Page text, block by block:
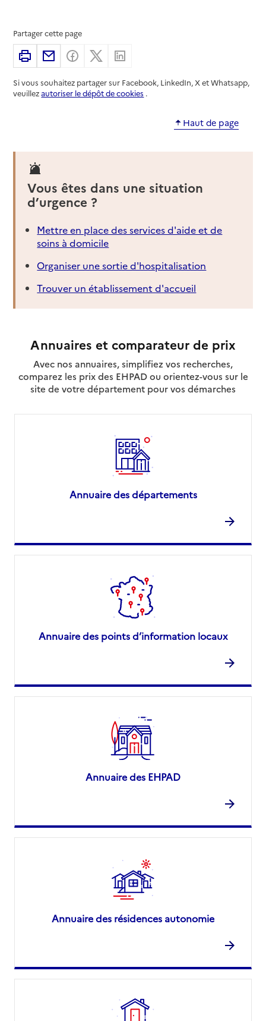
Partager cette page
ImprimerPartager par email
Partager sur Facebook
Partager sur X
Si vous souhaitez partager sur Facebook, LinkedIn, X et Whatsapp,
veuillezautoriser le dépôt de cookies .
Haut de page
Vous êtes dans une situation
d’urgence ?
Mettre en place des services d'aide et de
soins à domicile
Organiser une sortie d'hospitalisation
Trouver un établissement d'accueil
Annuaires et comparateur de prix
Avec nos annuaires, simplifiez vos recherches,
comparez les prix des EHPAD ou orientez-vous sur le
site de votre département pour vos démarches
Annuaire des départements
Annuaire des points d’information locaux
Annuaire des EHPAD
Annuaire des résidences autonomie